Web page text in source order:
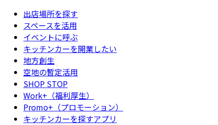
出店場所を探す
スペースを活用
イベントに呼ぶ
キッチンカーを開業したい
地方創生
空地の暫定活用
SHOP STOP
Work+（福利厚生）
Promo+（プロモーション）
キッチンカーを探すアプリ